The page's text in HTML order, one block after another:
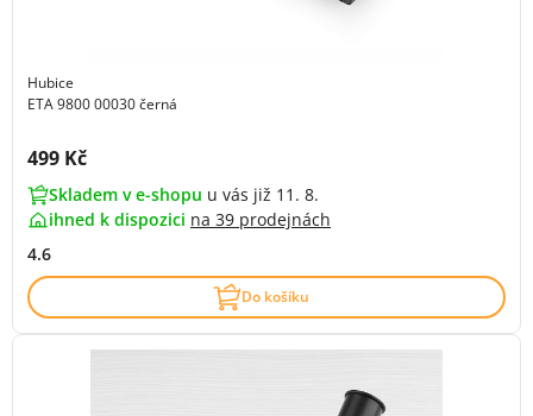
Hubice
ETA 9800 00030 černá
Cena s DPH:
499 Kč
Skladem v e-shopu u vás již 11. 8.
ihned k dispozici na 39 prodejnách
4.6
Do košíku